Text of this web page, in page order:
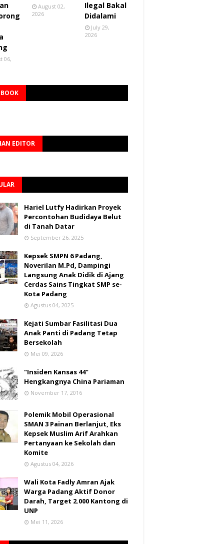
06,
August 02,
2026
Ilegal Bakal
Didalami
July 29,
2026
EDITOR
Hariel Lutfy Hadirkan Proyek
Percontohan Budidaya Belut
di Tanah Datar
September 26, 2025
Kepsek SMPN 6 Padang,
Noverilan M.Pd, Dampingi
Langsung Anak Didik di Ajang
Cerdas Sains Tingkat SMP se-
Kota Padang
Agustus 04, 2025
Kejati Sumbar Fasilitasi Dua
Anak Panti di Padang Tetap
Bersekolah
Mei 09, 2026
"Insiden Kansas 44"
Hengkangnya China Pariaman
November 17, 2016
Polemik Mobil Operasional
SMAN 3 Painan Berlanjut, Eks
Kepsek Muslim Arif Arahkan
Pertanyaan ke Sekolah dan
Komite
Agustus 04, 2026
Wali Kota Fadly Amran Ajak
Warga Padang Aktif Donor
Darah, Target 2.000 Kantong di
UNP
Mei 11, 2026